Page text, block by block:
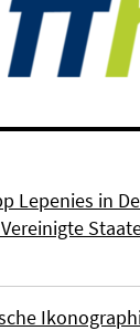
Lepenies in